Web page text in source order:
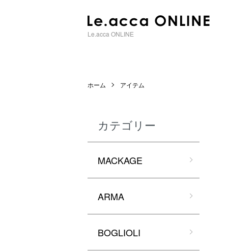
Le.acca ONLINE
ホーム アイテム
カテゴリー
MACKAGE
ARMA
BOGLIOLI